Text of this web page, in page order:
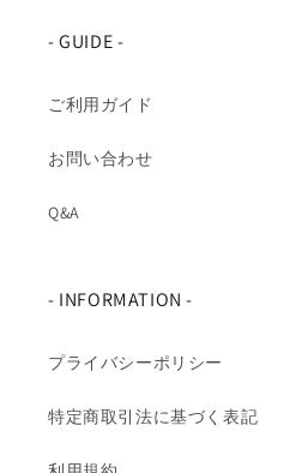
- GUIDE -
ご利用ガイド
お問い合わせ
Q&A
- INFORMATION -
プライバシーポリシー
特定商取引法に基づく表記